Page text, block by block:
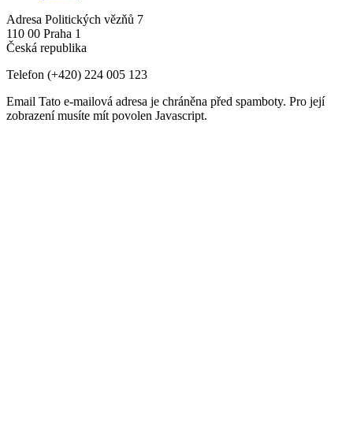
Adresa Politických vězňů 7
110 00 Praha 1
Česká republika
Telefon (+420) 224 005 123
Email Tato e-mailová adresa je chráněna před spamboty. Pro její
zobrazení musíte mít povolen Javascript.